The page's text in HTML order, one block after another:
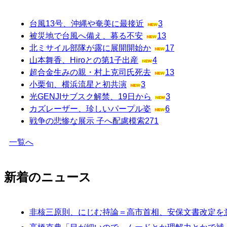
台風13号、沖縄や奄美に最接近
3
被災地で台風へ備え、募る不安
13
北ミサイル部隊が露に展開開始か
17
山本舞香、Hiroとの第1子出産
4
超合金生みの親・村上克司氏死去
13
小栗旬、横浜流星と初共演
3
光GENJIサブスク解禁、19日から
3
カズレーザー、珍しいパープル姿
6
戦争の悲惨な展示 子へ配慮模索271
一覧へ
新着のニュース
非核三原則、にじむ持論＝高市首相、安保文書改定を